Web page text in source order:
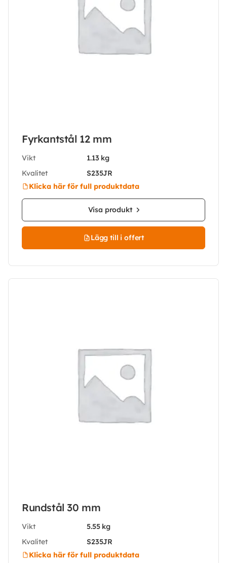
Fyrkantstål 12 mm
Vikt
1.13 kg
Kvalitet
S235JR
Klicka här för full produktdata
Visa produkt
Lägg till i offert
Rundstål 30 mm
Vikt
5.55 kg
Kvalitet
S235JR
Klicka här för full produktdata